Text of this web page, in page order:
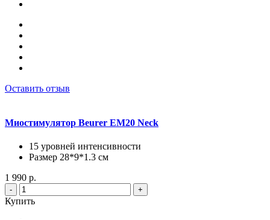
Оставить отзыв
Миостимулятор Beurer EM20 Neck
15 уровней интенсивности
Размер 28*9*1.3 cм
1 990 р.
- +
Купить